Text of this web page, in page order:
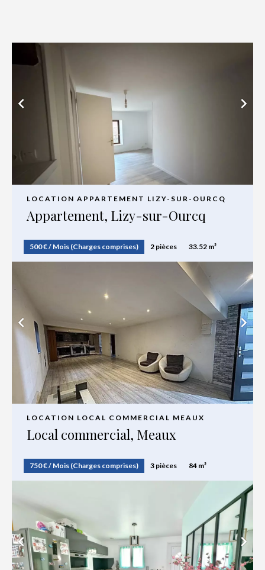
LOCATION APPARTEMENT LIZY-SUR-OURCQ
Appartement, Lizy-sur-Ourcq
500 € / Mois (Charges comprises) 2 pièces 33.52 m²
LOCATION LOCAL COMMERCIAL MEAUX
Local commercial, Meaux
750 € / Mois (Charges comprises) 3 pièces 84 m²